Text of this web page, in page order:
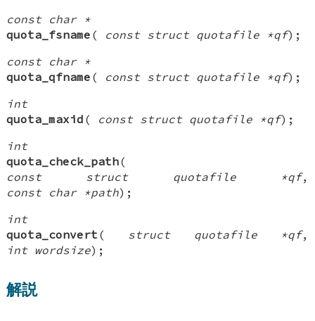
const char *
quota_fsname ( const struct quotafile *qf);
const char *
quota_qfname ( const struct quotafile *qf);
int
quota_maxid ( const struct quotafile *qf);
int
quota_check_path(
const struct quotafile *qf,
const char *path);
int
quota_convert ( struct quotafile *qf,
int wordsize);
解説